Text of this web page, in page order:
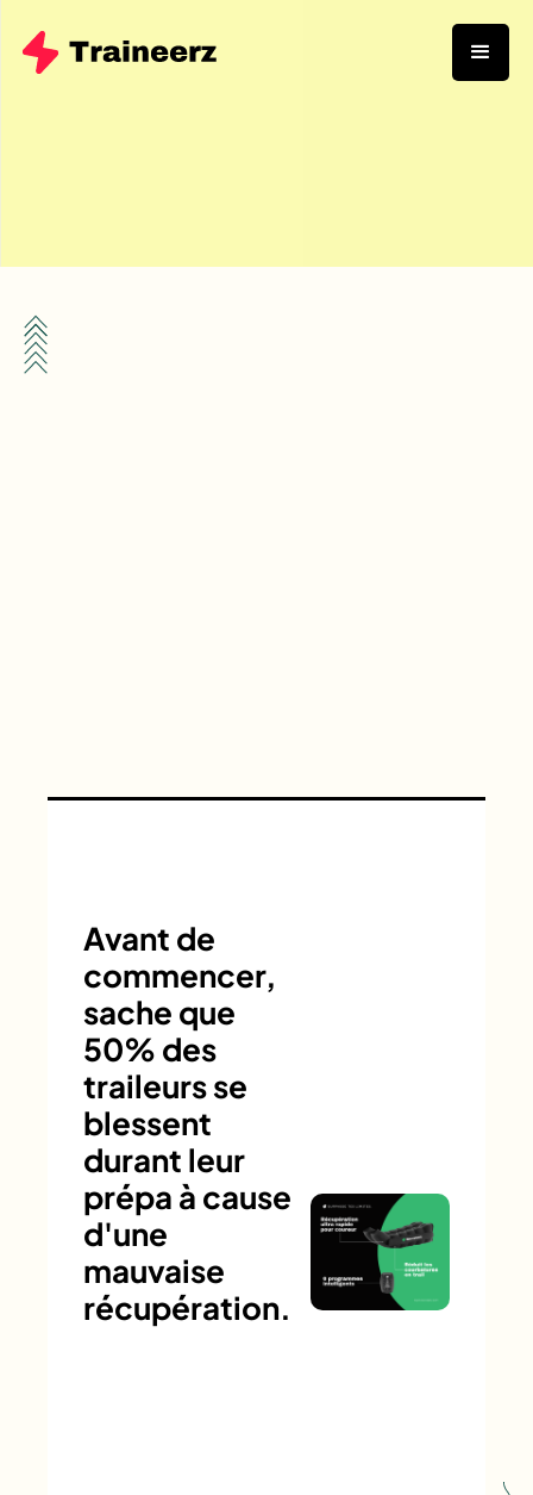
Avant de
commencer,
sache que
50% des
traileurs se
blessent
durant leur
prépa à cause
d'une
mauvaise
récupération.